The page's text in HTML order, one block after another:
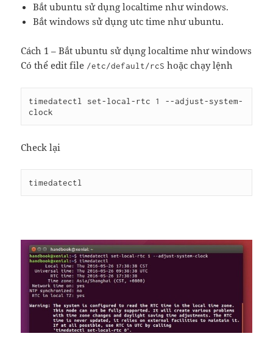
Bắt ubuntu sử dụng localtime như windows.
Bắt windows sử dụng utc time như ubuntu.
Cách 1 – Bắt ubuntu sử dụng localtime như windows
Có thể edit file /etc/default/rcS hoặc chạy lệnh
timedatectl set-local-rtc 1 --adjust-system-
clock
Check lại
timedatectl